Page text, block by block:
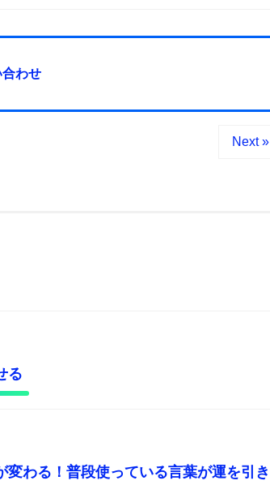
わせ
Next »
る
変わる！普段使っている言葉が運を引き